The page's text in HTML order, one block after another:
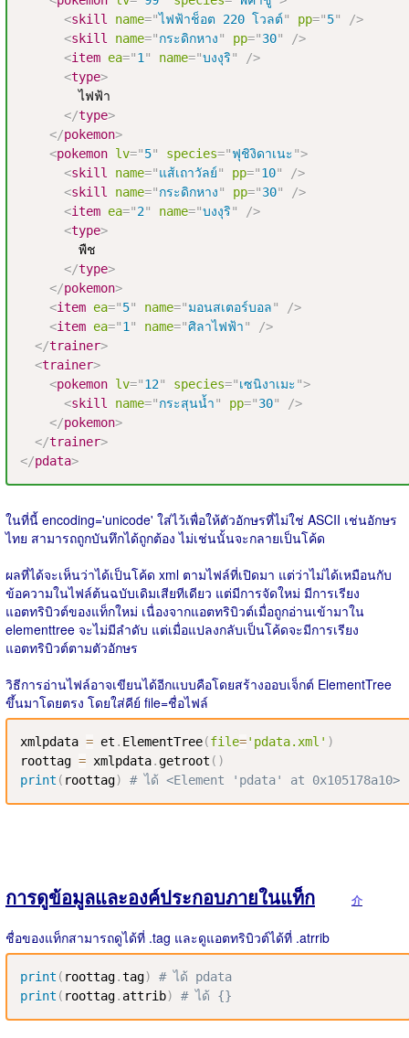
<skill name="ไฟฟ้าช็อต 220 โวลต์" pp="5"
/>
<skill name="กระดิกหาง" pp="30"
/>
<item ea="1 " name="บงงุริ"
/>
<type>
        ไฟฟ้า
</type>
</pokemon>
<pokemon lv="5" species="ฟุชิงิดาเนะ">
<skill name="แส้เถาวัลย์" pp="10"
/>
<skill name="กระดิกหาง" pp="30"
/>
<item ea="2" name="บงงุริ"
/>
<type>
        พืช
</type>
</pokemon>
<item ea="5" name="มอนสเตอร์บอล"
/>
<item ea="1 " name="ศิลาไฟฟ้า"
/>
</trainer>
<trainer>
<pokemon lv="12" species="เซนิงาเมะ">
<skill name="กระสุนน้ำ" pp="30"
/>
</pokemon>
</trainer>
</pdata>
ในที่นี้ encoding='unicode' ใส่ไว้เพื่อให้ตัวอักษรที่ไม่ใช่ ASCII เช่นอักษร
ไทย สามารถถูกบันทึกได้ถูกต้อง ไม่เช่นนั้นจะกลายเป็นโค้ด
ผลที่ได้จะเห็นว่าได้เป็นโค้ด xml ตามไฟล์ที่เปิดมา แต่ว่าไม่ได้เหมือนกับ
ข้อความในไฟล์ต้นฉบับเดิมเสียทีเดียว แต่มีการจัดใหม่ มีการเรียง
แอตทริบิวต์ของแท็กใหม่ เนื่องจากแอตทริบิวต์เมื่อถูกอ่านเข้ามาใน
elementtree จะไม่มีลำดับ แต่เมื่อแปลงกลับเป็นโค้ดจะมีการเรียง
แอตทริบิวต์ตามตัวอักษร
วิธีการอ่านไฟล์อาจเขียนได้อีกแบบคือโดยสร้างออบเจ็กต์ ElementTree
ขึ้นมาโดยตรง โดยใส่คีย์ file=ชื่อไฟล์
xmlpdata = et . ElementTree(file='pdata.xml' )
roottag = xmlpdata.getroot ( )
print ( roottag) # ได้ <Element 'pdata' at 0x105178a10>
การดูข้อมูลและองค์ประกอบภายในแท็ก 介
ชื่อของแท็กสามารถดูได้ที่ .tag และดูแอตทริบิวต์ได้ที่ .atrrib
print ( roottag.tag)
# ได้ pdata
print ( roottag. attrib) # ได้ {}